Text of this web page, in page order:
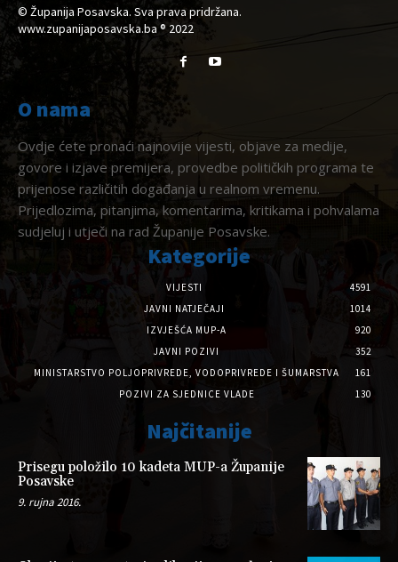
© Županija Posavska. Sva prava pridržana.
www.zupanijaposavska.ba ® 2022
O nama
Ovdje ćete pronaći najnovije vijesti, objave za medije,
govore i izjave premijera, provedbe političkih programa te
prijenose različitih događanja u realnom vremenu.
Prijedlozima, pitanjima, komentarima, kritikama i pohvalama
sudjeluj i utječi na rad Županije Posavske.
Kategorije
VIJESTI
4591
JAVNI NATJEČAJI
1014
IZVJEŠĆA MUP-A
920
JAVNI POZIVI
352
MINISTARSTVO POLJOPRIVREDE, VODOPRIVREDE I ŠUMARSTVA
161
POZIVI ZA SJEDNICE VLADE
130
Najčitanije
Prisegu položilo 10 kadeta MUP-a Županije
Posavske
9. rujna 2016.